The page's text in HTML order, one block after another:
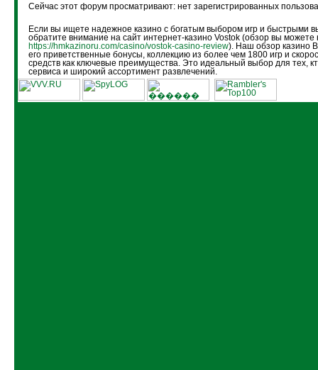
Сейчас этот форум просматривают: нет зарегистрированных
Если вы ищете надежное казино с богатым выбором игр и быстрыми
обратите внимание на сайт интернет-казино Vostok (обзор вы можете
https://hmkazinoru.com/casino/vostok-casino-review). Наш обзор казино
его приветственные бонусы, коллекцию из более чем 1800 игр и
средств как ключевые преимущества. Это идеальный выбор для тех,
сервиса и широкий ассортимент развлечений.